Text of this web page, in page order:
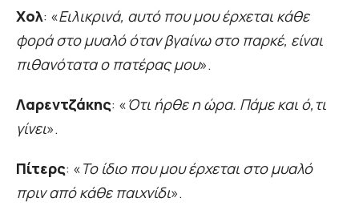
Χολ: «Ειλικρινά, αυτό που μου έρχεται κάθε
φορά στο μυαλό όταν βγαίνω στο παρκέ, είναι
πιθανότατα ο πατέρας μου».
Λαρεντζάκης: «Ότι ήρθε η ώρα. Πάμε και ό,τι
γίνει».
Πίτερς: «Το ίδιο που μου έρχεται στο μυαλό
πριν από κάθε παιχνίδι».